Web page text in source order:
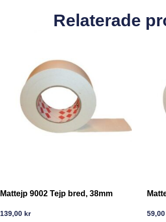
Relaterade
Mattejp 9002 Tejp bred, 38mm
139,00 kr 59,00